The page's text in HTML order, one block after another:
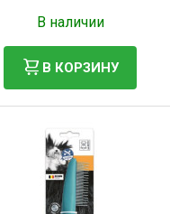
В наличии
В КОРЗИНУ